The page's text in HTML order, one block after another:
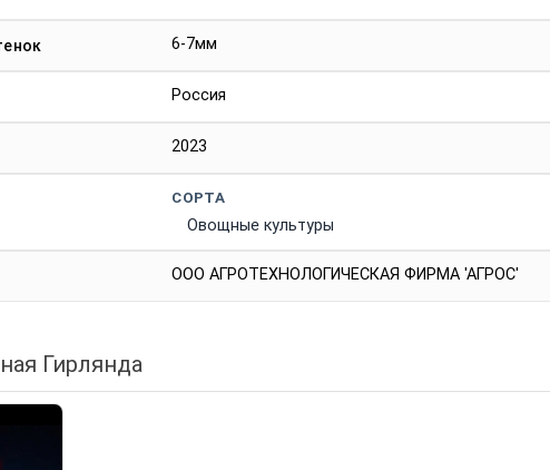
6-7мм
Россия
2023
СОРТА
Овощные культуры
ООО АГРОТЕХНОЛОГИЧЕСКАЯ ФИРМА 'АГРОС'
Гирлянда